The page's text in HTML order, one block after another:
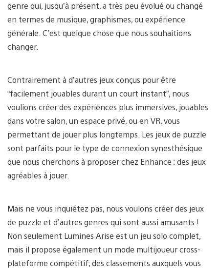
genre qui, jusqu’à présent, a très peu évolué ou changé
en termes de musique, graphismes, ou expérience
générale. C’est quelque chose que nous souhaitions
changer.
Contrairement à d’autres jeux conçus pour être
“facilement jouables durant un court instant”, nous
voulions créer des expériences plus immersives, jouables
dans votre salon, un espace privé, ou en VR, vous
permettant de jouer plus longtemps. Les jeux de puzzle
sont parfaits pour le type de connexion synesthésique
que nous cherchons à proposer chez Enhance : des jeux
agréables à jouer.
Mais ne vous inquiétez pas, nous voulons créer des jeux
de puzzle et d’autres genres qui sont aussi amusants !
Non seulement Lumines Arise est un jeu solo complet,
mais il propose également un mode multijoueur cross-
plateforme compétitif, des classements auxquels vous